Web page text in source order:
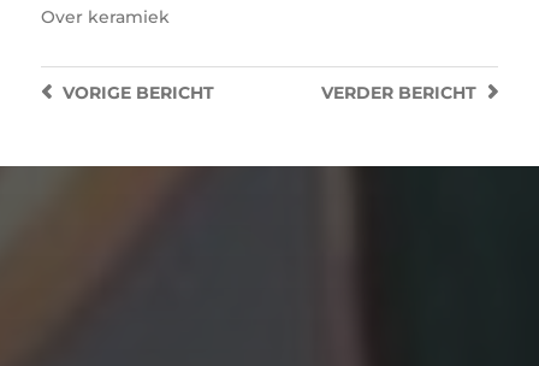
Over keramiek
VERDER BERICHT
VORIGEBERICHT